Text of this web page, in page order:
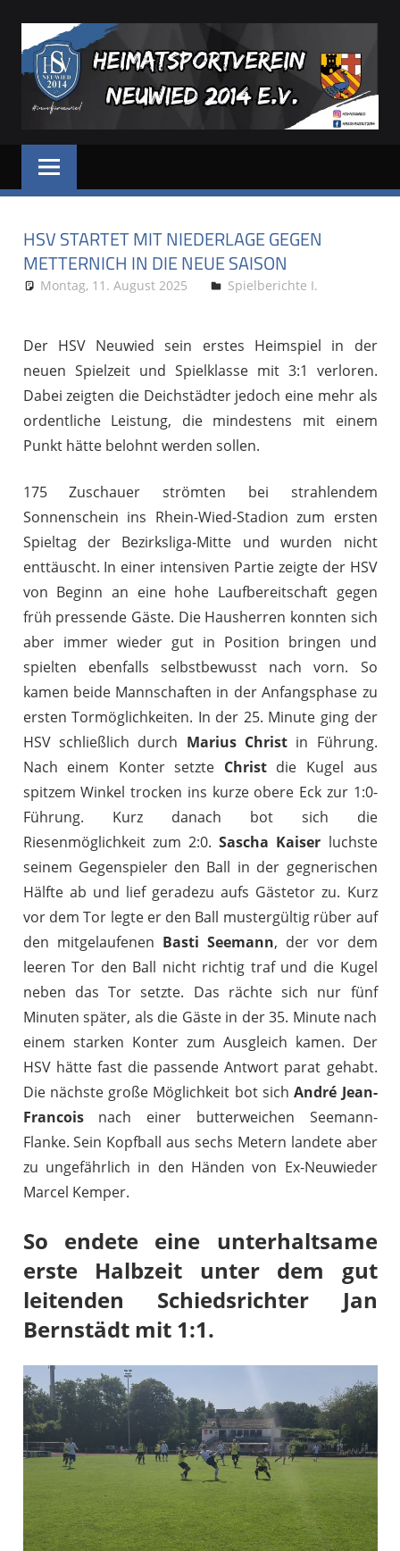
springen
NEUWIED
Dein
Sportverein
für
Neuwied
HSV STARTET MIT NIEDERLAGE GEGEN
METTERNICH IN DIE NEUE SAISON
Montag, 11. August 2025 Stephan P.
Spielberichte I.
Der HSV Neuwied sein erstes Heimspiel in der
neuen Spielzeit und Spielklasse mit 3:1 verloren.
Dabei zeigten die Deichstädter jedoch eine mehr als
ordentliche Leistung, die mindestens mit einem
Punkt hätte belohnt werden sollen.
175 Zuschauer strömten bei strahlendem
Sonnenschein ins Rhein-Wied-Stadion zum ersten
Spieltag der Bezirksliga-Mitte und wurden nicht
enttäuscht. In einer intensiven Partie zeigte der HSV
von Beginn an eine hohe Laufbereitschaft gegen
früh pressende Gäste. Die Hausherren konnten sich
aber immer wieder gut in Position bringen und
spielten ebenfalls selbstbewusst nach vorn. So
kamen beide Mannschaften in der Anfangsphase zu
ersten Tormöglichkeiten. In der 25. Minute ging der
HSV schließlich durch Marius Christin Führung.
Nach einem Konter setzte Christdie Kugel aus
spitzem Winkel trocken ins kurze obere Eck zur 1:0-
Führung. Kurz danach bot sich die
Riesenmöglichkeit zum 2:0.Sascha Kaiser luchste
seinem Gegenspieler den Ball in der gegnerischen
Hälfte ab und lief geradezu aufs Gästetor zu. Kurz
vor dem Tor legte er den Ball mustergültig rüber auf
den mitgelaufenen Basti Seemann, der vor dem
leeren Tor den Ball nicht richtig traf und die Kugel
neben das Tor setzte. Das rächte sich nur fünf
Minuten später, als die Gäste in der 35. Minute nach
einem starken Konter zum Ausgleich kamen. Der
HSV hätte fast die passende Antwort parat gehabt.
Die nächste große Möglichkeit bot sichAndré Jean-
Francoisnach einer butterweichen Seemann-
Flanke. Sein Kopfball aus sechs Metern landete aber
zu ungefährlich in den Händen von Ex-Neuwieder
Marcel Kemper.
So endete eine unterhaltsame
erste Halbzeit unter dem gut
leitenden Schiedsrichter Jan
Bernstädt mit 1:1.